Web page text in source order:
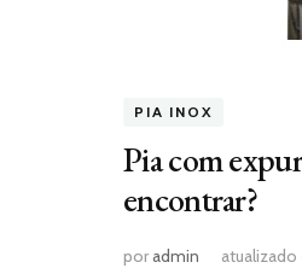
PIA INOX
Pia com
encontrar?
poradmin atualizado